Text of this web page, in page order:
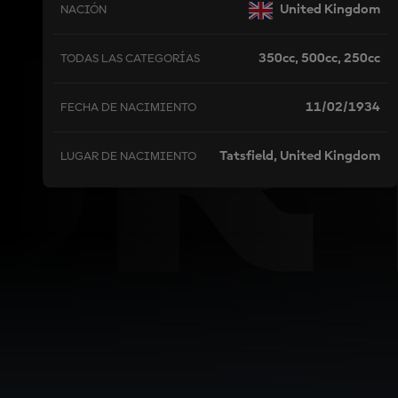
NACIÓN United Kingdom
TODAS LAS CATEGORÍAS 350cc, 500cc, 250cc
FECHA DE NACIMIENTO 11/02/1934
LUGAR DE NACIMIENTO Tatsfield, United Kingdom